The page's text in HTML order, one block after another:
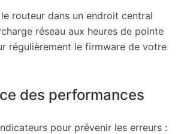
routeur dans un endroit central
réseau aux heures de pointe
régulièrement le firmware de votre
des performances
pour prévenir les erreurs :